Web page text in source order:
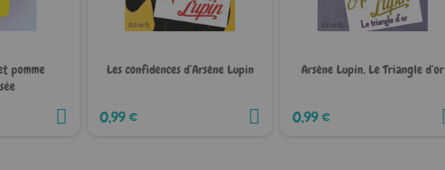
pomme
Les confidences d’Arsène Lupin
0,99 €
Arsène Lupin, Le Triangle d’or
0,99 €